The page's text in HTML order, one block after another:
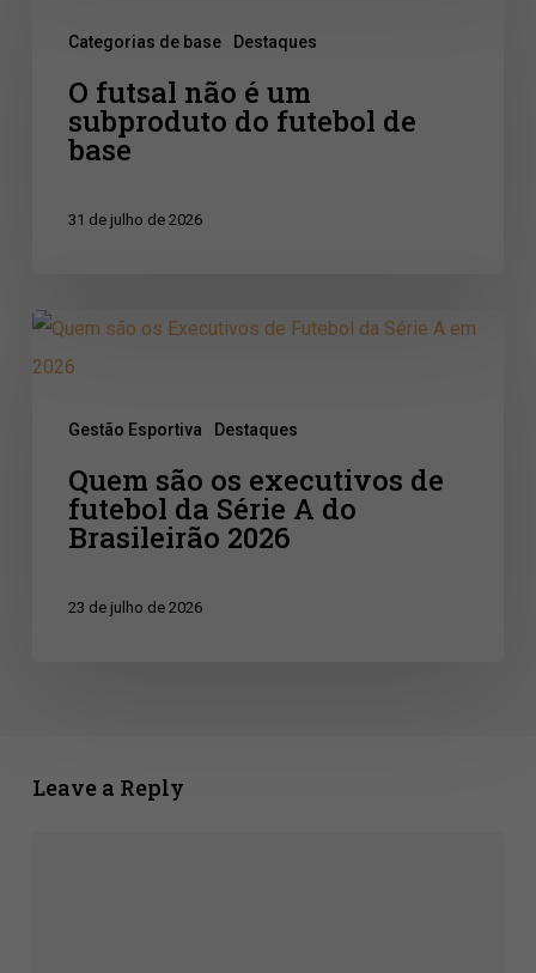
Categorias de base Destaques
base
O futsal não é um
subproduto do futebol de
base
31 de julho de 2026
Gestão Esportiva Destaques
Quem
são
executivos
futebol
Quem são os executivos de
futebol da Série A do
Brasileirão 2026
23 de julho de 2026
Leave a Reply